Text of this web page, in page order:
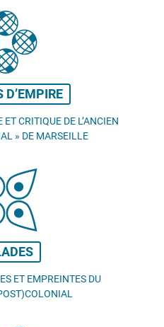
D’EMPIRE
CRITIQUE DE L’ANCIEN
» DE MARSEILLE
ET EMPREINTES DU